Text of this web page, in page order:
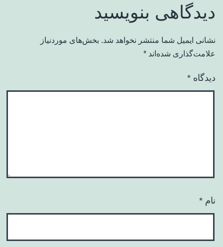
دیدگاهی بنویسید
نشانی ایمیل شما منتشر نخواهد شد. بخش‌های موردنیاز
علامت‌گذاری شده‌اند *
دیدگاه *
نام *